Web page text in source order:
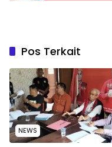
Pos Terkait
NEWS